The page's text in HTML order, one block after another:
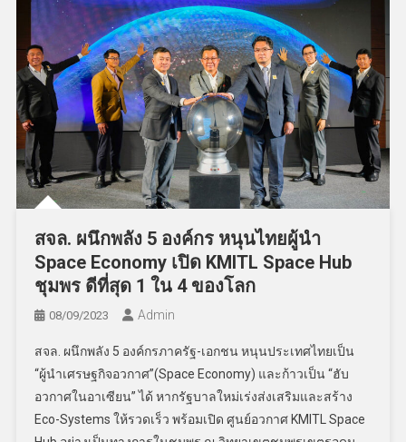
สจล. ผนึกพลัง 5 องค์กร หนุนไทยผู้นำ
Space Economy เปิด KMITL Space Hub
ชุมพร ดีที่สุด 1 ใน 4 ของโลก
08/09/2023 Admin
สจล. ผนึกพลัง 5 องค์กรภาครัฐ-เอกชน หนุนประเทศไทยเป็น
“ผู้นำเศรษฐกิจอวกาศ”(Space Economy) และก้าวเป็น “ฮับ
อวกาศในอาเซียน” ได้ หากรัฐบาลใหม่เร่งส่งเสริมและสร้าง
Eco-Systems ให้รวดเร็ว พร้อมเปิด ศูนย์อวกาศ KMITL Space